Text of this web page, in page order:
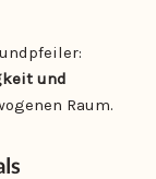
und
Raum.